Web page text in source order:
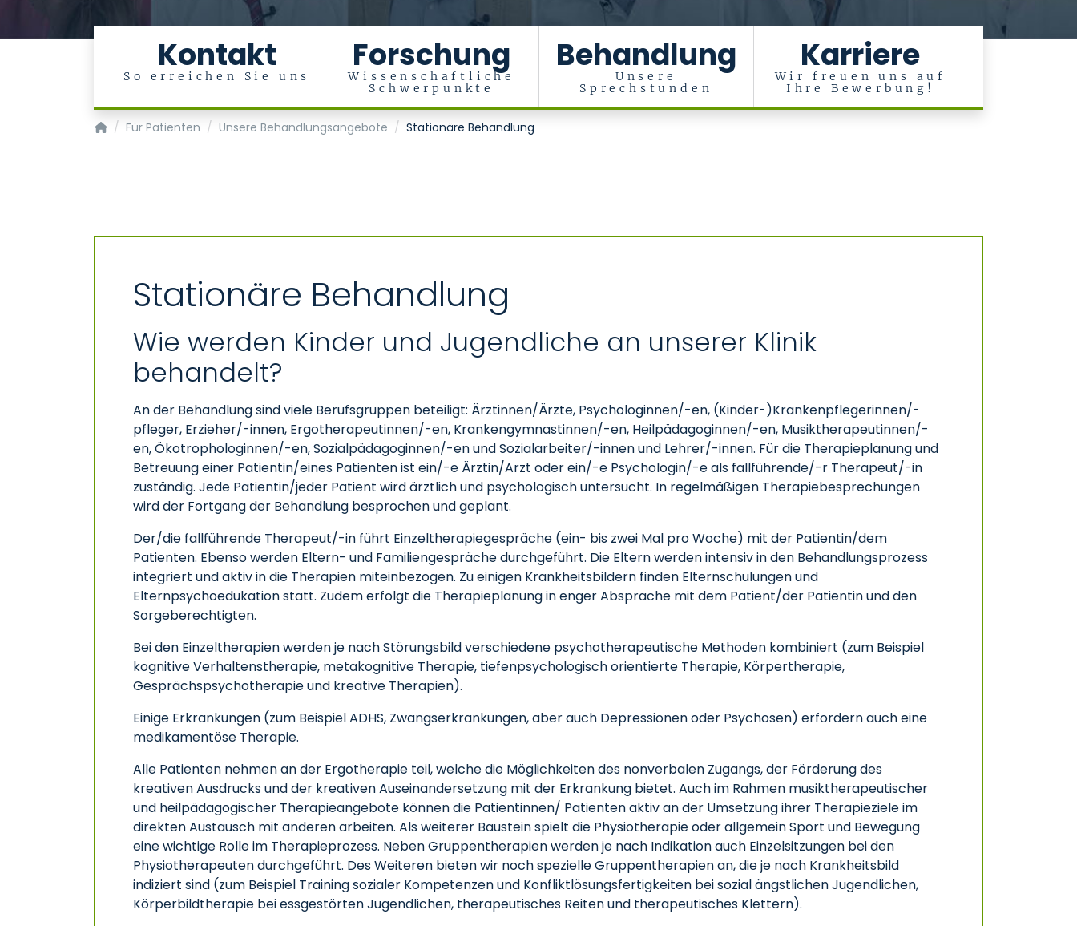
Kontakt
So erreichen Sie uns
Forschung
Wissenschaftliche
Schwerpunkte
Behandlung
Unsere
Sprechstunden
Karriere
Wir freuen uns auf
Ihre Bewerbung!
Klinik für Psychiatrie, Psychosomatik und Psychotherapie des Kindes- und Jugendalters
Für Patienten Unsere Behandlungsangebote Stationäre Behandlung
Stationäre Behandlung
Wie werden Kinder und Jugendliche an unserer Klinik
behandelt?
An der Behandlung sind viele Berufsgruppen beteiligt: Ärztinnen/Ärzte, Psychologinnen/-en, (Kinder-)Krankenpflegerinnen/-
pfleger, Erzieher/-innen, Ergotherapeutinnen/-en, Krankengymnastinnen/-en, Heilpädagoginnen/-en, Musiktherapeutinnen/-
en, Ökotrophologinnen/-en, Sozialpädagoginnen/-en und Sozialarbeiter/-innen und Lehrer/-innen. Für die Therapieplanung und
Betreuung einer Patientin/eines Patienten ist ein/-e Ärztin/Arzt oder ein/-e Psychologin/-e als fallführende/-r Therapeut/-in
zuständig. Jede Patientin/jeder Patient wird ärztlich und psychologisch untersucht. In regelmäßigen Therapiebesprechungen
wird der Fortgang der Behandlung besprochen und geplant.
Der/die fallführende Therapeut/-in führt Einzeltherapiegespräche (ein- bis zwei Mal pro Woche) mit der Patientin/dem
Patienten. Ebenso werden Eltern- und Familiengespräche durchgeführt. Die Eltern werden intensiv in den Behandlungsprozess
integriert und aktiv in die Therapien miteinbezogen. Zu einigen Krankheitsbildern finden Elternschulungen und
Elternpsychoedukation statt. Zudem erfolgt die Therapieplanung in enger Absprache mit dem Patient/der Patientin und den
Sorgeberechtigten.
Bei den Einzeltherapien werden je nach Störungsbild verschiedene psychotherapeutische Methoden kombiniert (zum Beispiel
kognitive Verhaltenstherapie, metakognitive Therapie, tiefenpsychologisch orientierte Therapie, Körpertherapie,
Gesprächspsychotherapie und kreative Therapien).
Einige Erkrankungen (zum Beispiel ADHS, Zwangserkrankungen, aber auch Depressionen oder Psychosen) erfordern auch eine
medikamentöse Therapie.
Alle Patienten nehmen an der Ergotherapie teil, welche die Möglichkeiten des nonverbalen Zugangs, der Förderung des
kreativen Ausdrucks und der kreativen Auseinandersetzung mit der Erkrankung bietet. Auch im Rahmen musiktherapeutischer
und heilpädagogischer Therapieangebote können die Patientinnen/ Patienten aktiv an der Umsetzung ihrer Therapieziele im
direkten Austausch mit anderen arbeiten. Als weiterer Baustein spielt die Physiotherapie oder allgemein Sport und Bewegung
eine wichtige Rolle im Therapieprozess. Neben Gruppentherapien werden je nach Indikation auch Einzelsitzungen bei den
Physiotherapeuten durchgeführt. Des Weiteren bieten wir noch spezielle Gruppentherapien an, die je nach Krankheitsbild
indiziert sind (zum Beispiel Training sozialer Kompetenzen und Konfliktlösungsfertigkeiten bei sozial ängstlichen Jugendlichen,
Körperbildtherapie bei essgestörten Jugendlichen, therapeutisches Reiten und therapeutisches Klettern).